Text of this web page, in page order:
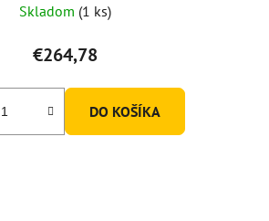
hodnotenie
produktu
je
5,0
Skladom (1 ks)
€264,78
DO KOŠÍKA